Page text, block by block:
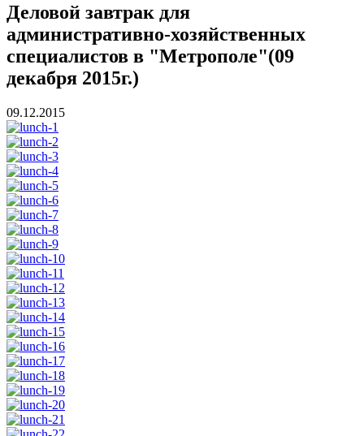
Деловой завтрак для
административно-хозяйственных
специалистов в "Метрополе"(09
декабря 2015г.)
09.12.2015